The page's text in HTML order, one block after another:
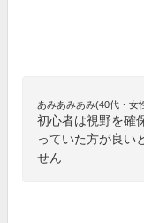
あみあみあみ(40代・女
初心者は視野を確
っていた方が良い
せん